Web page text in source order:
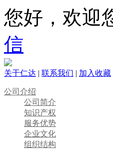
您好，欢迎
信
关于仁达 | 联系我们 | 加入收藏
公司介绍
公司简介
知识产权
服务优势
企业文化
组织结构